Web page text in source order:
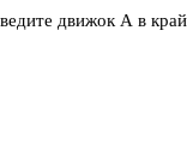
движок А в